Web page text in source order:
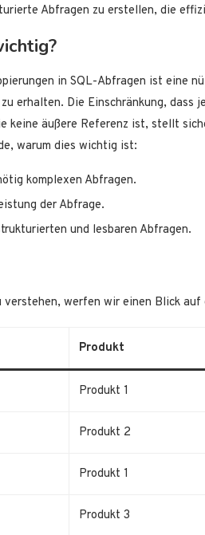
Abfragen zu erstellen, die
in SQL-Abfragen ist eine
erhalten. Die Einschränkung, dass
keine äußere Referenz ist, stellt
warum dies wichtig ist:
komplexen Abfragen.
der Abfrage.
und lesbaren Abfragen.
verstehen, werfen wir einen Blick
Produkt
Produkt 1
Produkt 2
Produkt 1
Produkt 3